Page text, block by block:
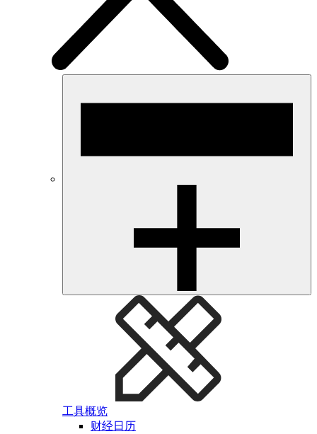
工具概览
财经日历